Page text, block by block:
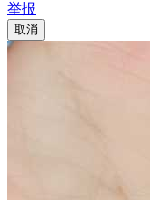
举报
取消